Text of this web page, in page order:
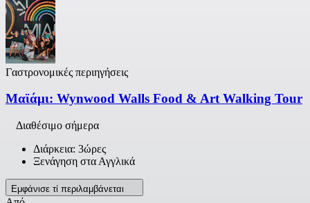
Γαστρονομικές περιηγήσεις
Μαϊάμι: Wynwood Walls Food & Art Walking Tour
Διαθέσιμο σήμερα
Διάρκεια: 3ώρες
Ξενάγηση στα Αγγλικά
Εμφάνισε τί περιλαμβάνεται